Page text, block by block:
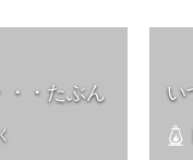
・・たぶん い